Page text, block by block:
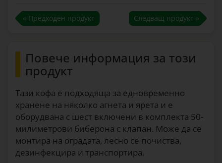
« Предходен продукт Следващ продукт »
Повече информация за този
продукт
Тази кофа е подходяща за едновременно
хранене на няколко агнета и ярета и е
оборудвана с шест включени в комплекта 50-
милиметрови биберона с клапан. Може да се
монтира на оградата, лесно се почиства,
дезинфекцира и транспортира.